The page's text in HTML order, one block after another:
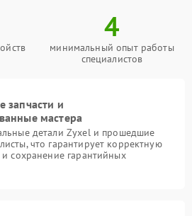
4
минимальный опыт работы
специалистов
запчасти и
мастера
детали Zyxel и прошедшие
что гарантирует корректную
сохранение гарантийных